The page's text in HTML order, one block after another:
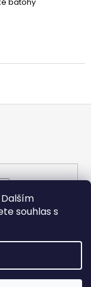
souhlas s
batohy
Všechna práva